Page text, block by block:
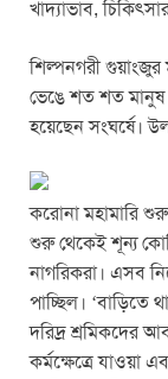
o
k
খাদ্যাভাব,
শিল্পনগরী গুয়াংজুর
ভেঙে শত শত মানুষ
হয়েছেন সংঘর্ষে।
করোনা মহামারি
শুরু থেকেই শূন্য
নাগরিকরা। এসব
পাচ্ছিল। ‘বাড়িতে
দরিদ্র শ্রমিকদের
কর্মক্ষেত্রে